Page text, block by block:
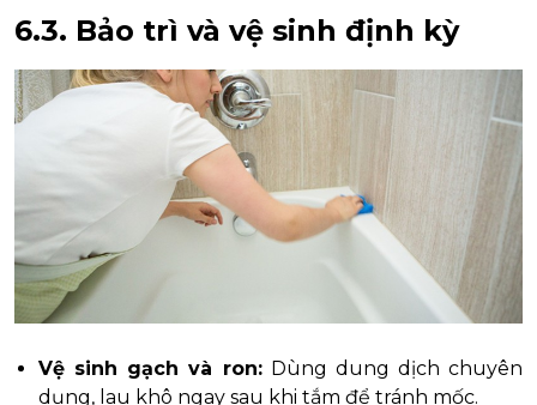
6.3. Bảo trì và vệ sinh định kỳ
Vệ sinh gạch và ron:Dùng dung dịch chuyên
dụng, lau khô ngay sau khi tắm để tránh mốc.